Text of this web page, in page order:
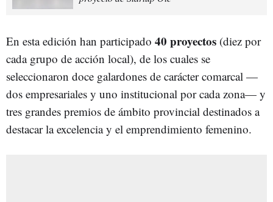
En esta edición han participado 40 proyectos (diez por
cada grupo de acción local), de los cuales se
seleccionaron doce galardones de carácter comarcal —
dos empresariales y uno institucional por cada zona— y
tres grandes premios de ámbito provincial destinados a
destacar la excelencia y el emprendimiento femenino.